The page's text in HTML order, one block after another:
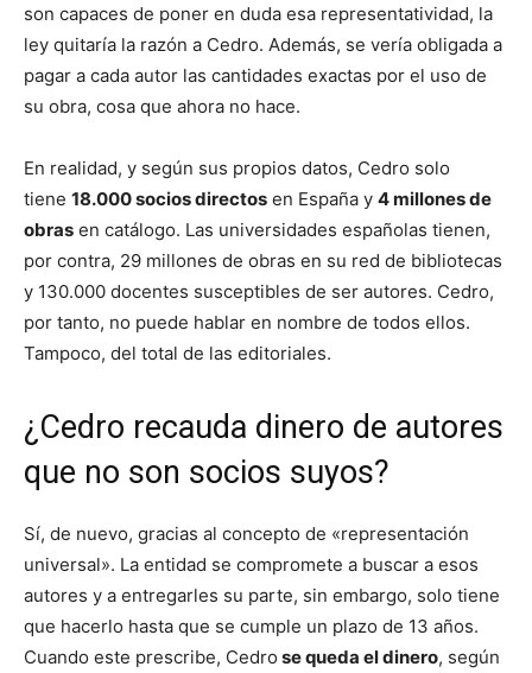
son capaces de poner en duda esa representatividad, la
ley quitaría la razón a Cedro. Además, se vería obligada a
pagar a cada autor las cantidades exactas por el uso de
su obra, cosa que ahora no hace.
En realidad, y según sus propios datos, Cedro solo
tiene 18.000 socios directos en España y 4 millones de
obras en catálogo. Las universidades españolas tienen,
por contra, 29 millones de obras en su red de bibliotecas
y 130.000 docentes susceptibles de ser autores. Cedro,
por tanto, no puede hablar en nombre de todos ellos.
Tampoco, del total de las editoriales.
¿Cedro recauda dinero de autores
que no son socios suyos?
Sí, de nuevo, gracias al concepto de «representación
universal». La entidad se compromete a buscar a esos
autores y a entregarles su parte, sin embargo, solo tiene
que hacerlo hasta que se cumple un plazo de 13 años.
Cuando este prescribe, Cedro se queda el dinero, según